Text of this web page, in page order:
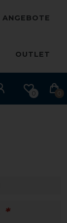
ANGEBOTE
OUTLET
0 0
*